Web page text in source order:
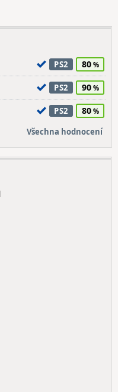
PS2 80
PS2 90
PS2 80
Všechna hodnocení